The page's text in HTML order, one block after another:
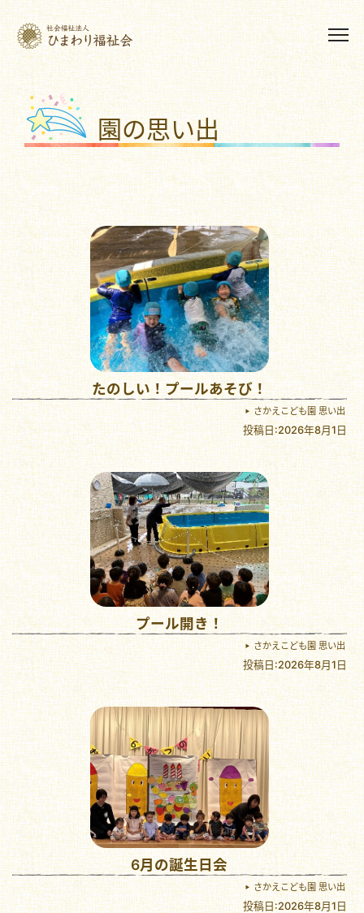
園の思い出
たのしい！プールあそび！
さかえこども園 思い出
投稿日:2026年8月1日
プール開き！
さかえこども園 思い出
投稿日:2026年8月1日
6月の誕生日会
さかえこども園 思い出
投稿日:2026年8月1日